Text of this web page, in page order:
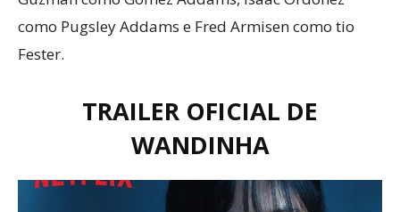
como Pugsley Addams e Fred Armisen como tio
Fester.
TRAILER OFICIAL DE
WANDINHA